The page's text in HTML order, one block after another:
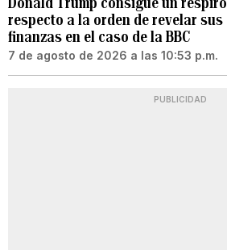
respecto a la orden de revelar sus
finanzas en el caso de la BBC
7 de agosto de 2026 a las 10:53 p.m.
PUBLICIDAD